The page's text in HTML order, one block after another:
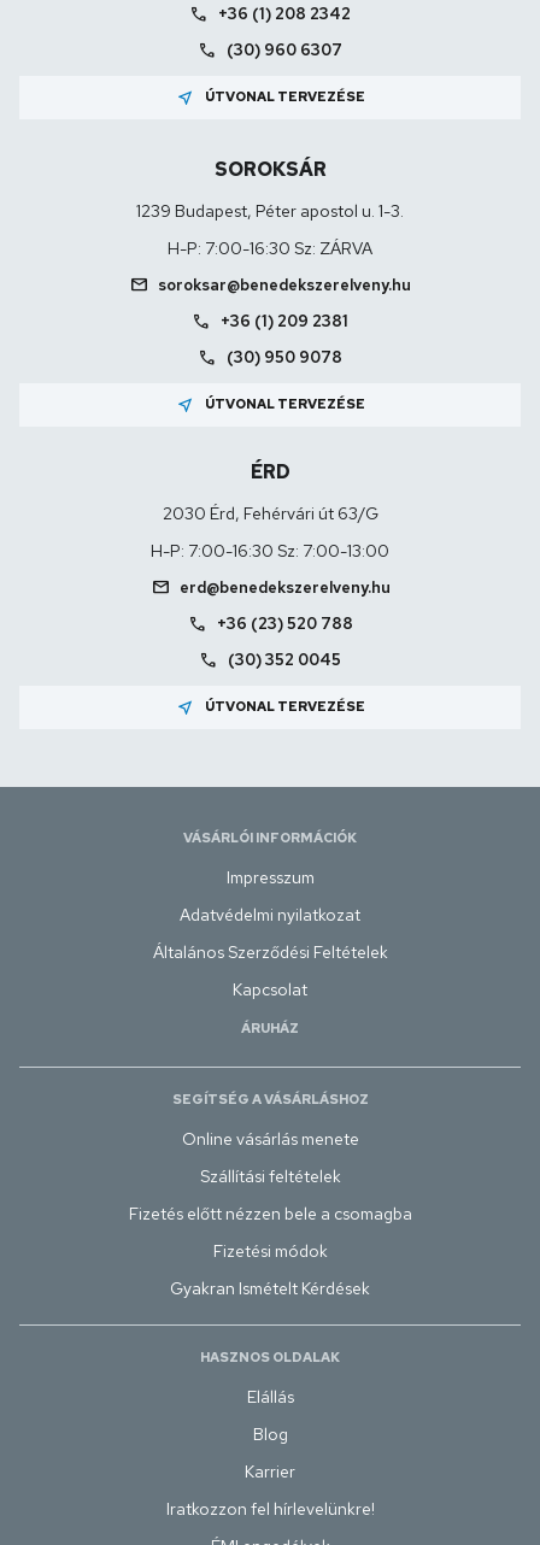
call +36 (1) 208 2342
call (30) 960 6307
near_me ÚTVONAL TERVEZÉSE
SOROKSÁR
1239 Budapest, Péter apostol u. 1-3.
H-P: 7:00-16:30 Sz: ZÁRVA
mail soroksar@benedekszerelveny.hu
call +36 (1) 209 2381
call (30) 950 9078
near_me ÚTVONAL TERVEZÉSE
ÉRD
2030 Érd, Fehérvári út 63/G
H-P: 7:00-16:30 Sz: 7:00-13:00
mail erd@benedekszerelveny.hu
call +36 (23) 520 788
call (30) 352 0045
near_me ÚTVONAL TERVEZÉSE
VÁSÁRLÓI INFORMÁCIÓK
Impresszum
Adatvédelmi nyilatkozat
Általános Szerződési Feltételek
Kapcsolat
ÁRUHÁZ
SEGÍTSÉG A VÁSÁRLÁSHOZ
Online vásárlás menete
Szállítási feltételek
Fizetés előtt nézzen bele a csomagba
Fizetési módok
Gyakran Ismételt Kérdések
HASZNOS OLDALAK
Elállás
Blog
Karrier
Iratkozzon fel hírlevelünkre!